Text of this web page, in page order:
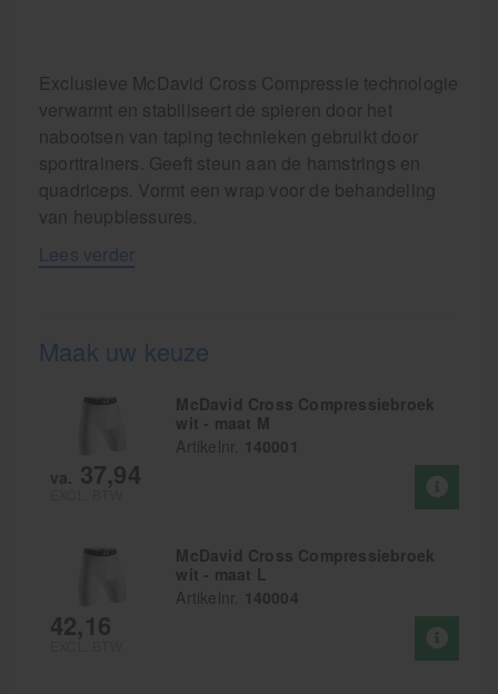
Exclusieve McDavid Cross Compressie technologie
verwarmt en stabiliseert de spieren door het
nabootsen van taping technieken gebruikt door
sporttrainers. Geeft steun aan de hamstrings en
quadriceps. Vormt een wrap voor de behandeling
van heupblessures.
Lees verder
Maak uw keuze
McDavid Cross Compressiebroek
wit - maat M
Artikelnr. 140001
va. 37,94
McDavid Cross Compressiebroek
wit - maat L
Artikelnr. 140004
42,16